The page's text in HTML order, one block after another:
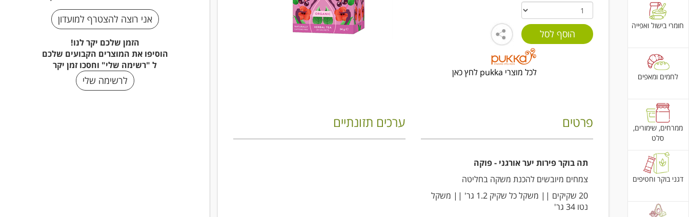
חומרי בישול ואפייה
לחמים ומאפים
ממרחים, שימורים,
סלט
דגני בוקר וחטיפים
לכל מוצרי pukka לחץ כאן
פרטים
תה בוקר פירות יער אורגני - פוקה
צמחים מיובשים להכנת משקה בחליטה
20 שקיקים || משקל כל שקיק 1.2 גר' || משקל
נטו 34 גר'
ערכים תזונתיים